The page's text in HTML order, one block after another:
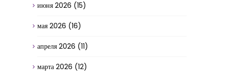
июня 2026 (15)
мая 2026 (16)
апреля 2026 (11)
марта 2026 (12)